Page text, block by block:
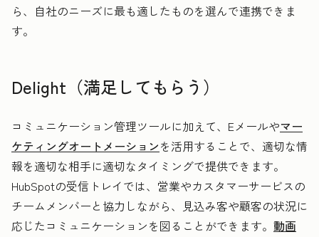
ら、自社のニーズに最も適したものを選んで連携できま
す。
Delight（満足してもらう）
コミュニケーション管理ツールに加えて、Eメールやマー
ケティングオートメーションを活用することで、適切な情
報を適切な相手に適切なタイミングで提供できます。
HubSpotの受信トレイでは、営業やカスタマーサービスの
チームメンバーと協力しながら、見込み客や顧客の状況に
応じたコミュニケーションを図ることができます。 動画